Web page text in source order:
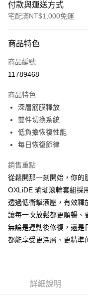
付款與運送方式
宅配滿NT$1,000免運
信用卡一次付款
LINE Pay
悠遊付
Google Pay
AFTEE先享後付
【關於「AFTEE先享後付」】
AFTEE先享後付是「在收到
便利好安心！
１．簡單：不需註冊會員、
２．便利：只要手機號碼，
３．安心：先確認商品／服
【「AFTEE先享後付」結帳
１．於結帳方式選擇「
※ 請注意：結帳手續完成當
ATM付款
貨到付款
運送方式
宅配
每筆NT$100，滿
商品特色
商品編號
11789468
商品特色
深層筋膜釋放
雙件切換系統
低負擔恢復性能
每日恢復節律
銷售重點
從鬆開那一刻開始，你的
OXLiDE 瑜珈滾輪套組採
透過低衝擊滾壓，有效釋
讓每一次放鬆都更順暢、
無論是運動後修復，還是
都能享受更深層、更精準
詳細說明